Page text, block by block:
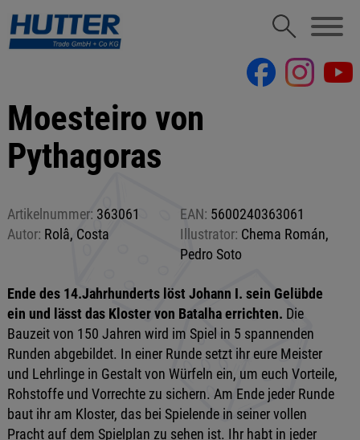
Moesteiro von
Pythagoras
Artikelnummer: 363061 EAN: 5600240363061
Autor: Rolâ, Costa Illustrator: Chema Román,
Pedro Soto
Ende des 14.Jahrhunderts löst Johann I. sein Gelübde
ein und lässt das Kloster von Batalha errichten. Die
Bauzeit von 150 Jahren wird im Spiel in 5 spannenden
Runden abgebildet. In einer Runde setzt ihr eure Meister
und Lehrlinge in Gestalt von Würfeln ein, um euch Vorteile,
Rohstoffe und Vorrechte zu sichern. Am Ende jeder Runde
baut ihr am Kloster, das bei Spielende in seiner vollen
Pracht auf dem Spielplan zu sehen ist. Ihr habt in jeder